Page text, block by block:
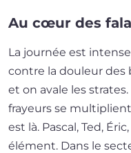
Au cœur des
La jour­née est
contre la dou­leur des
et on avale les
frayeurs se
est là. Pascal, Ted,
élé­ment. Dans le